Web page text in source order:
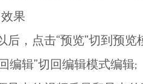
果
，点击“预览”切到预览
编辑”切回编辑模式编辑;